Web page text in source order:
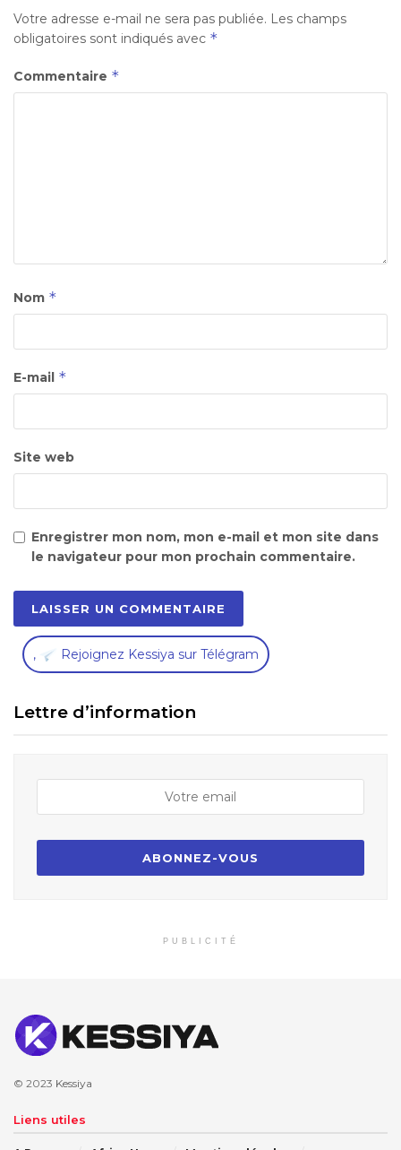
Votre adresse e-mail ne sera pas publiée. Les champs
obligatoires sont indiqués avec *
Commentaire *
Nom *
E-mail *
Site web
Enregistrer mon nom, mon e-mail et mon site dans
le navigateur pour mon prochain commentaire.
, Rejoignez Kessiya sur Télégram
Lettre d’information
PUBLICITÉ
© 2023 Kessiya
Liens utiles